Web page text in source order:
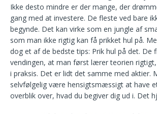
Ikke desto mindre er der mange, der
gang med at investere. De fleste ved bare
begynde. Det kan virke som en jungle af
som man ikke rigtig kan få prikket hul på.
dog et af de bedste tips: Prik hul på det. De
vendingen, at man først lærer teorien rigtigt,
i praksis. Det er lidt det samme med aktier.
selvfølgelig være hensigtsmæssigt at have
overblik over, hvad du begiver dig ud i. Det